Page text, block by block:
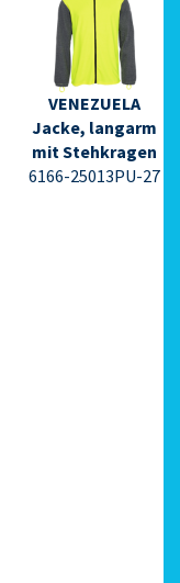
VENEZUELA
Jacke, langarm
mit Stehkragen
6166-25013PU-27
⇩
Datenblatt PDF
⇩